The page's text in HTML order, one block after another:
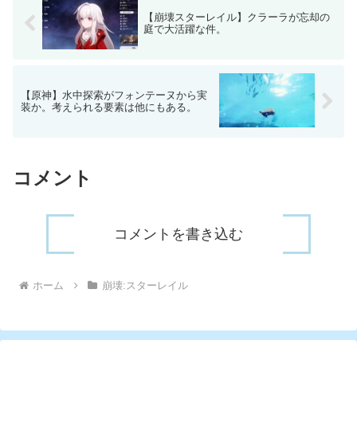
【崩壊スターレイル】クラーラが忘却の
庭で大活躍な件。
【原神】水中探索がフォンテーヌから実
装か。考えられる要素は他にもある。
コメント
コメントを書き込む
ホーム 崩壊:スターレイル